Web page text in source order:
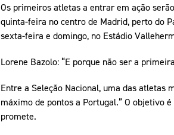
Os primeiros atletas a entrar em ação
quinta-feira no centro de Madrid, perto do
sexta-feira e domingo, no Estádio
Lorene Bazolo: “E porque não ser a
Entre a Seleção Nacional, uma das atletas
máximo de pontos a Portugal.” O objetivo
promete.